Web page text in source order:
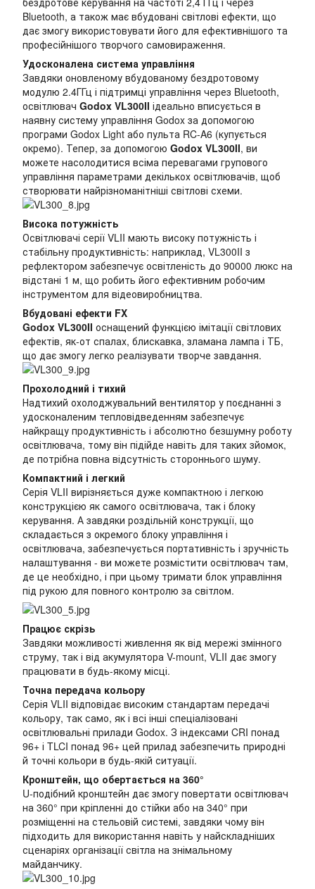
Bluetooth, а також має вбудовані світлові ефекти, що
дає змогу використовувати його для ефективнішого та
професійнішого творчого самовираження.
Удосконалена система управління
Завдяки оновленому вбудованому бездротовому
модулю 2.4ГГц і підтримці управління через Bluetooth,
освітлювач Godox VL300II ідеально вписується в
наявну систему управління Godox за допомогою
програми Godox Light або пульта RC-A6 (купується
окремо). Тепер, за допомогою Godox VL300II, ви
можете насолодитися всіма перевагами групового
управління параметрами декількох освітлювачів, щоб
створювати найрізноманітніші світлові схеми.
Висока потужність
Освітлювачі серії VLII мають високу потужність і
стабільну продуктивність: наприклад, VL300II з
рефлектором забезпечує освітленість до 90000 люкс на
відстані 1 м, що робить його ефективним робочим
інструментом для відеовиробництва.
Вбудовані ефекти FX
Godox VL300II оснащений функцією імітації світлових
ефектів, як-от спалах, блискавка, зламана лампа і ТБ,
що дає змогу легко реалізувати творче завдання.
Прохолодний і тихий
Надтихий охолоджувальний вентилятор у поєднанні з
удосконаленим тепловідведенням забезпечує
найкращу продуктивність і абсолютно безшумну роботу
освітлювача, тому він підійде навіть для таких зйомок,
де потрібна повна відсутність стороннього шуму.
Компактний і легкий
Серія VLII вирізняється дуже компактною і легкою
конструкцією як самого освітлювача, так і блоку
керування. А завдяки роздільній конструкції, що
складається з окремого блоку управління і
освітлювача, забезпечується портативність і зручність
налаштування - ви можете розмістити освітлювач там,
де це необхідно, і при цьому тримати блок управління
під рукою для повного контролю за світлом.
Працює скрізь
Завдяки можливості живлення як від мережі змінного
струму, так і від акумулятора V-mount, VLII дає змогу
працювати в будь-якому місці.
Точна передача кольору
Серія VLII відповідає високим стандартам передачі
кольору, так само, як і всі інші спеціалізовані
освітлювальні прилади Godox. З індексами CRI понад
96+ і TLCI понад 96+ цей прилад забезпечить природні
й точні кольори в будь-якій ситуації.
Кронштейн, що обертається на 360°
U-подібний кронштейн дає змогу повертати освітлювач
на 360° при кріпленні до стійки або на 340° при
розміщенні на стельовій системі, завдяки чому він
підходить для використання навіть у найскладніших
сценаріях організації світла на знімальному
майданчику.